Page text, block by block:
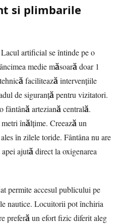
si plimbarile
artificial se întinde pe o
medie măsoară doar 1
facilitează intervențiile
de siguranță pentru vizitatori.
fântână arteziană centrală.
înălțime. Creează un
în zilele toride. Fântâna nu are
ajută direct la oxigenarea
permite accesul publicului pe
nautice. Locuitorii pot închiria
preferă un efort fizic diferit aleg